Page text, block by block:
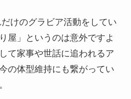
けのグラビア活動をしてい
屋」というのは意外ですよ
て家事や世話に追われるア
の体型維持にも繋がってい